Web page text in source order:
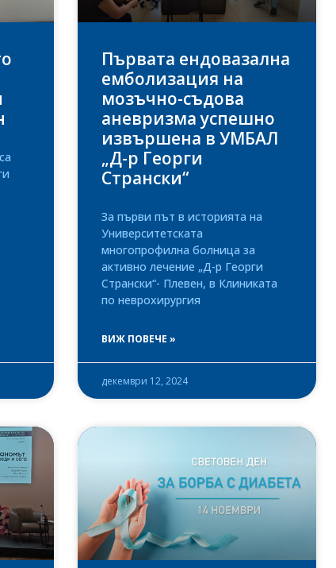
Първата ендовазална
емболизация на
мозъчно-съдова
аневризма успешно
извършена в УМБАЛ
„Д-р Георги
Странски“
За първи път в историята на
Университетската
многопрофилна болница за
активно лечение „Д-р Георги
Странски“- Плевен, в Клиниката
по неврохирургия
ВИЖ ПОВЕЧЕ »
декември 12, 2024